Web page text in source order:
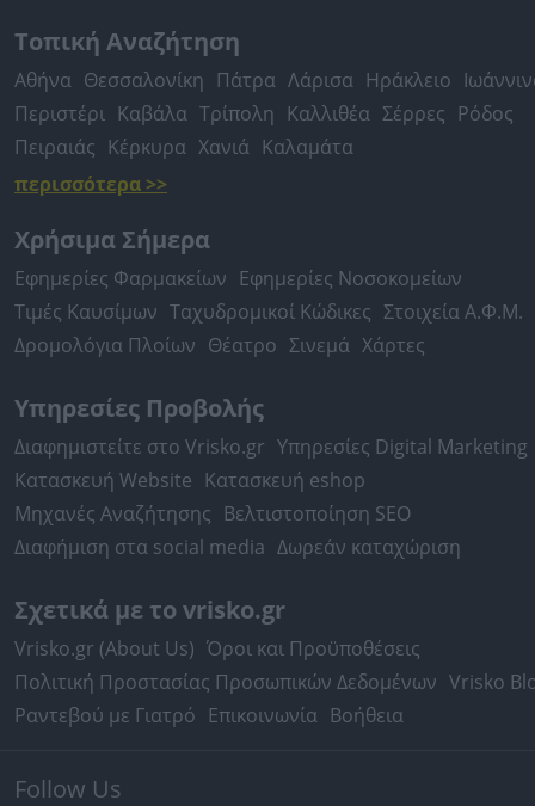
Τοπική Αναζήτηση
Αθήνα Θεσσαλονίκη Πάτρα Λάρισα Ηράκλειο
Περιστέρι Καβάλα Τρίπολη Καλλιθέα Σέρρες Ρόδος
Πειραιάς Κέρκυρα Χανιά Καλαμάτα
περισσότερα >>
Χρήσιμα Σήμερα
Εφημερίες Φαρμακείων Εφημερίες Νοσοκομείων
Τιμές Καυσίμων Ταχυδρομικοί Κώδικες Στοιχεία Α.Φ.Μ.
Δρομολόγια Πλοίων Θέατρο Σινεμά Χάρτες
Υπηρεσίες Προβολής
Διαφημιστείτε στο Vrisko.gr Υπηρεσίες Digital Marketing
Κατασκευή Website Κατασκευή eshop
Μηχανές Αναζήτησης Βελτιστοποίηση SEO
Διαφήμιση στα social media Δωρεάν καταχώριση
Σχετικά με το vrisko.gr
Vrisko.gr (About Us) Όροι και Προϋποθέσεις
Πολιτική Προστασίας Προσωπικών Δεδομένων Vrisko
Ραντεβού με Γιατρό Επικοινωνία Βοήθεια
Follow Us